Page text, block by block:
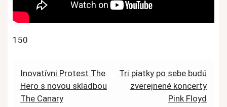
150
Post
navigation
Inovatívni Protest The
Hero s novou skladbou
The Canary
Tri piatky po sebe budú
zverejnené koncerty
Pink Floyd